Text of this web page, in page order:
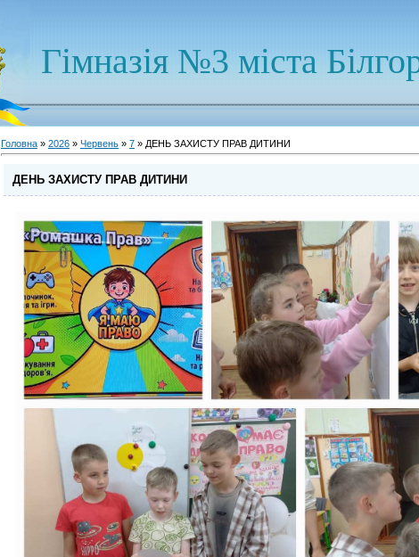
Гімназія №3 міста
Головна » 2026 » Червень » 7 » ДЕНЬ ЗАХИСТУ ПРАВ ДИТИНИ
ДЕНЬ ЗАХИСТУ ПРАВ ДИТИНИ